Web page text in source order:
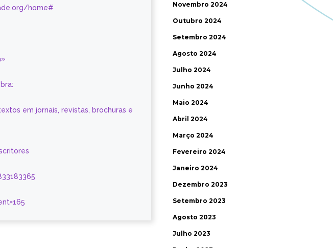
home#
em jornais, revistas, brochuras e
Novembro 2024
Outubro 2024
Setembro 2024
Agosto 2024
Julho 2024
Junho 2024
Maio 2024
Abril 2024
Março 2024
Fevereiro 2024
Janeiro 2024
Dezembro 2023
Setembro 2023
Agosto 2023
Julho 2023